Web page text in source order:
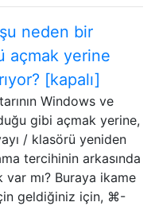
neden bir
açmak yerine
[kapalı]
Windows ve
gibi açmak yerine,
/ klasörü yeniden
tercihinin arkasında
mı? Buraya ikame
geldiğiniz için, ⌘-